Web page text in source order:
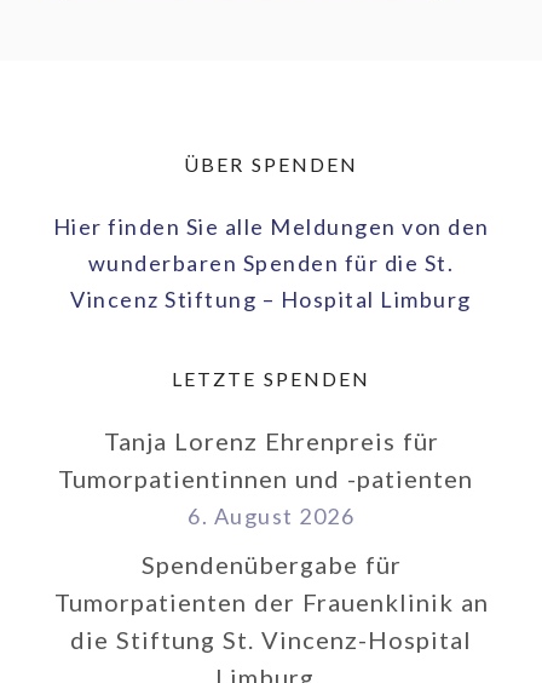
ÜBER SPENDEN
Hier finden Sie alle Meldungen von den
wunderbaren Spenden für die St.
Vincenz Stiftung – Hospital Limburg
LETZTE SPENDEN
Tanja Lorenz Ehrenpreis für
Tumorpatientinnen und -patienten
6. August 2026
Spendenübergabe für
Tumorpatienten der Frauenklinik an
die Stiftung St. Vincenz-Hospital
Limburg